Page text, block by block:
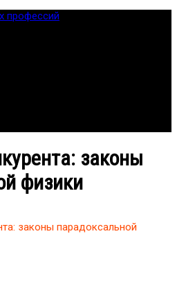
законы
физики
законы парадоксальной